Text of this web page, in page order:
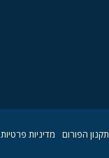
תקנון הפורום מדיניות פרטיות